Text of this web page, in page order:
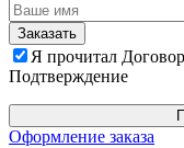
Я прочитал
Подтверждение
Оформление заказа